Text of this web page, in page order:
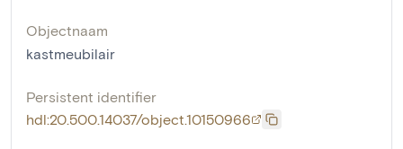
Objectnaam
kastmeubilair
Persistent identifier
hdl:20.500.14037/object.10150966